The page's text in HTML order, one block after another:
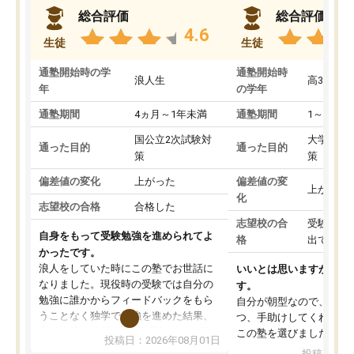
生徒
総合評価
4.6
通塾開始時の学
年
浪人生
通塾期間 4ヵ月～1年未満
通った目的
国公立2次試験対
策
偏差値の変化 上がった
志望校の合格 合格した
自身をもって受験勉強を進められてよ
かったです。
浪人をしていた時にこの塾でお世話に
なりました。現役時の受験では自分の
勉強に誰かからフィードバックをもら
うことなく独学で勉強を進めた結果、
入試本番に地歴の学習が間に合わず不
合格となってしまいました。その経験
投稿日：2026年08月01日
生徒
総合評価
通塾開始時
の学年
高3
通塾期間 1～3ヵ月
通った目的
大学入学
策
偏差値の変
化
上がった
志望校の合
格
受験して
出ていな
いいとは思いますが、料
す。
自分が朝型なので、自習
つ、手助けしてくれる設
この塾を選びました。